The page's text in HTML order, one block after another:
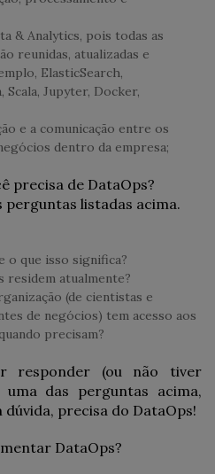
& Analytics, pois todas as
reunidas, atualizadas e
ElasticSearch,
Scala, Jupyter, Docker,
e a comunicação entre os
dentro da empresa;
precisa de DataOps?
listadas acima.
o que isso significa?
residem atualmente?
(de cientistas e
de negócios) tem acesso aos
precisam?
responder (ou não tiver
das perguntas acima,
dúvida, precisa do DataOps!
DataOps?